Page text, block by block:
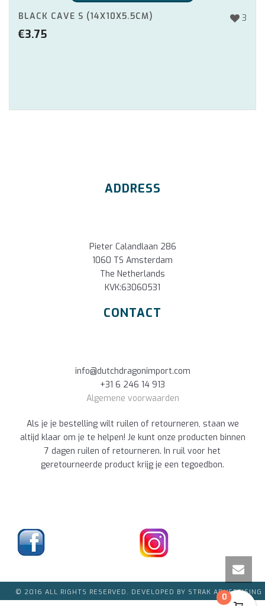
3
BLACK CAVE S (14X10X5.5CM)
€3.75
ADDRESS
Pieter Calandlaan 286
1060 TS Amsterdam
The Netherlands
KVK:63060531
CONTACT
info@dutchdragonimport.com
+31 6 246 14 913
Algemene voorwaarden
Als je je bestelling wilt ruilen of retourneren, staan we
altijd klaar om je te helpen! Je kunt onze producten binnen
7 dagen ruilen of retourneren. In ruil voor het
geretourneerde product krijg je een tegoedbon.
© 2016 ALL RIGHTS RESERVED. DEVELOPED BY STRAK ADVERTISING
0